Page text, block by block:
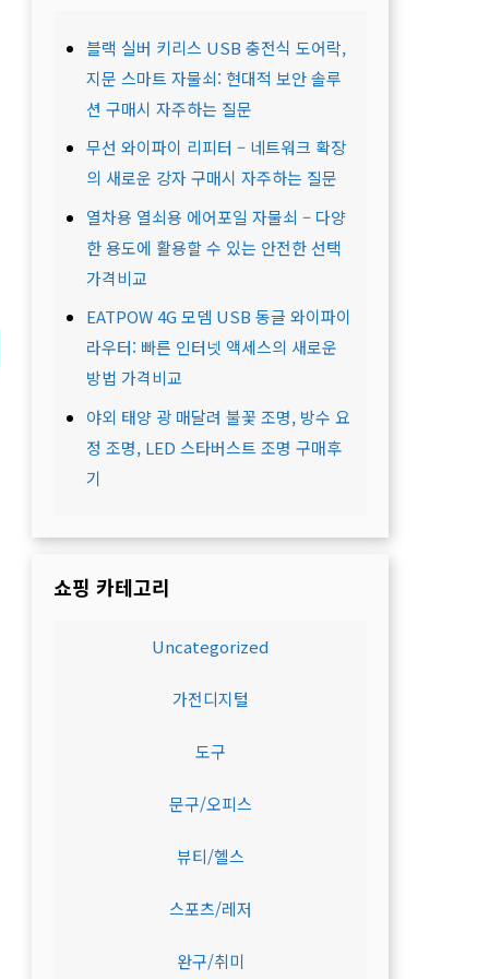
블랙 실버 키리스 USB 충전식 도어락,
지문 스마트 자물쇠: 현대적 보안 솔루
션 구매시 자주하는 질문
무선 와이파이 리피터 – 네트워크 확장
의 새로운 강자 구매시 자주하는 질문
열차용 열쇠용 에어포일 자물쇠 – 다양
한 용도에 활용할 수 있는 안전한 선택
가격비교
EATPOW 4G 모뎀 USB 동글 와이파이
라우터: 빠른 인터넷 액세스의 새로운
방법 가격비교
야외 태양 광 매달려 불꽃 조명, 방수 요
정 조명, LED 스타버스트 조명 구매후
기
쇼핑 카테고리
Uncategorized
가전디지털
도구
문구/오피스
뷰티/헬스
스포츠/레저
완구/취미